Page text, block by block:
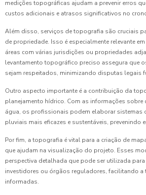
medições topográficas ajudam a prevenir erros
custos adicionais e atrasos significativos no
Além disso, serviços de topografia são cruciais
de propriedade. Isso é especialmente relevante
áreas com várias jurisdições ou propriedades
levantamento topográfico preciso assegura que
sejam respeitados, minimizando disputas legais
Outro aspecto importante é a contribuição da
planejamento hídrico. Com as informações sobre
água, os profissionais podem elaborar sistemas
pluviais mais eficazes e sustentáveis, prevenindo
Por fim, a topografia é vital para a criação de
que ajudam na visualização do projeto. Esses
perspectiva detalhada que pode ser utilizada
investidores ou órgãos reguladores, facilitando a
informadas.